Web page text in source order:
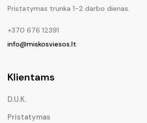
Pristatymas trunka 1-2 darbo dienas.
+370 676 12391
info@miskosviesos.lt
Klientams
D.U.K.
Pristatymas